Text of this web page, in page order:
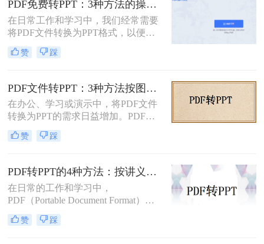
示、编辑或团队协作。那么PDF怎么
转换成PPT呢？本文将介绍两种将
PDF转换成PPT的方法。
PDF免费转PPT：3种方法的操作步骤和常见报错处理!
在日常工作和学习中，我们经常需要
将PDF文件转换为PPT格式，以便进
行演示和分享。那么如何免费将pdf转
换成PPT呢？本文将介绍三种免费将
赞 踩
PDF文件转PPT：3种方法按图文复杂度的转换精度排名！
在办公、学习或演示中，将PDF文件
转换为PPT的需求日益增加。PDF格
式虽然适合文档共享，但若需编辑或
重新排版内容，转换为PPT会更灵
本文将介绍几种简单实用的方法，帮
助您高效完成转换。
赞 踩
PDF转PPT的4种方法：按讲义、合同、报告3种文件类型选！
在日常的工作和学习中，
PDF（Portable Document Format）因
其格式稳定、跨平台兼容等优点而广
泛应用。然而，在某些场合下，我们
赞 踩